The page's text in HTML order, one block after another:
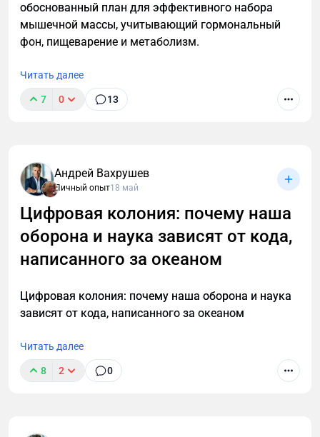
обоснованный план для эффективного набора
мышечной массы, учитывающий гормональный
фон, пищеварение и метаболизм.
Читать далее
7 0 13
Андрей Вахрушев
Личный опыт18 май
Цифровая колония: почему наша
оборона и наука зависят от кода,
написанного за океаном
Цифровая колония: почему наша оборона и наука
зависят от кода, написанного за океаном
Читать далее
8 2 0